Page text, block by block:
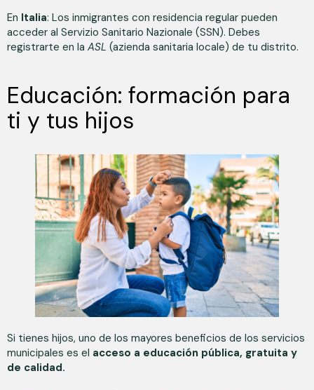
En Italia: Los inmigrantes con residencia regular pueden
acceder al Servizio Sanitario Nazionale (SSN). Debes
registrarte en la ASL (azienda sanitaria locale) de tu distrito.
Educación: formación para
ti y tus hijos
Si tienes hijos, uno de los mayores beneficios de los servicios
municipales es el acceso a educación pública, gratuita y
de calidad.